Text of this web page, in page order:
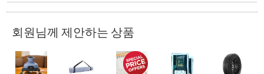
회원님께 제안하는 상품